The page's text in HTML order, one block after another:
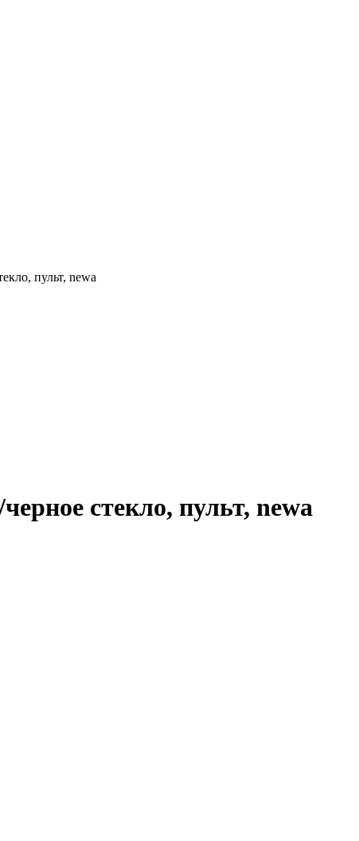
пульт, newa
стекло, пульт, newa